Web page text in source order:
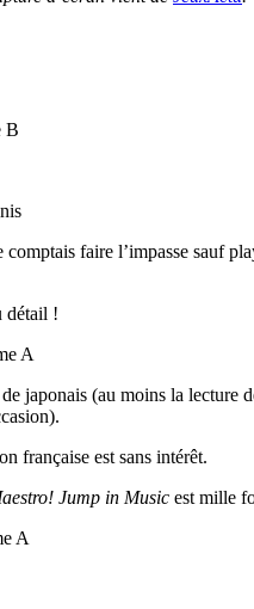
B
faire l’impasse sauf
détail !
A
japonais (au moins la lecture
française est sans intérêt.
Jump in Music est mille
A